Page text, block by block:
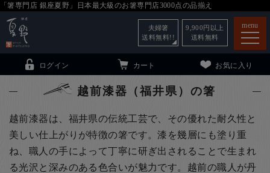
「箸専門店 銀座夏野」日本最大級のお箸専門店3000点の品揃え
menu
箸（贈答用・自宅用）
子供和食器 （贈答用・自宅用）
ログイン カート お気に入り
夫婦箸
送料無料!!
9,900 円以上
送料無料
越前漆器（福井県）の箸
越前漆器は、福井県の伝統工芸で、その優れた耐久性と
美しい仕上がりが特徴の箸です。漆を幾層にも塗り重
ね、職人の手によって丁寧に研ぎ出されることで生まれ
る光沢と深みのある色合いが魅力です。越前の職人が丹